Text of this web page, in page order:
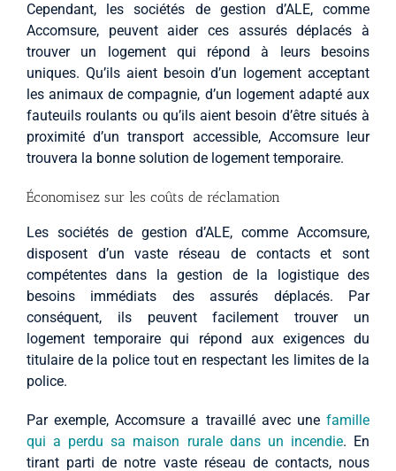
Cependant, les sociétés de gestion d’ALE, comme
Accomsure, peuvent aider ces assurés déplacés à
trouver un logement qui répond à leurs besoins
uniques. Qu’ils aient besoin d’un logement acceptant
les animaux de compagnie, d’un logement adapté aux
fauteuils roulants ou qu’ils aient besoin d’être situés à
proximité d’un transport accessible, Accomsure leur
trouvera la bonne solution de logement temporaire.
Économisez sur les coûts de réclamation
Les sociétés de gestion d’ALE, comme Accomsure,
disposent d’un vaste réseau de contacts et sont
compétentes dans la gestion de la logistique des
besoins immédiats des assurés déplacés. Par
conséquent, ils peuvent facilement trouver un
logement temporaire qui répond aux exigences du
titulaire de la police tout en respectant les limites de la
police.
Par exemple, Accomsure a travaillé avec une famille
qui a perdu sa maison rurale dans un incendie. En
tirant parti de notre vaste réseau de contacts, nous